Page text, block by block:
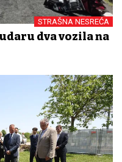
STRAŠNA NESREĆA
dva vozila na